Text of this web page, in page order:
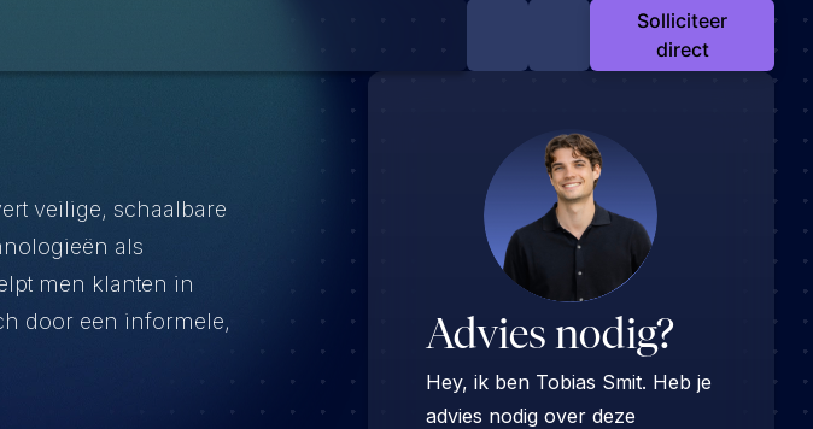
Solliciteer
direct
veilige, schaalbare
als
men klanten in
door een informele,
Advies nodig?
Hey, ik ben Tobias Smit. Heb je
advies nodig over deze